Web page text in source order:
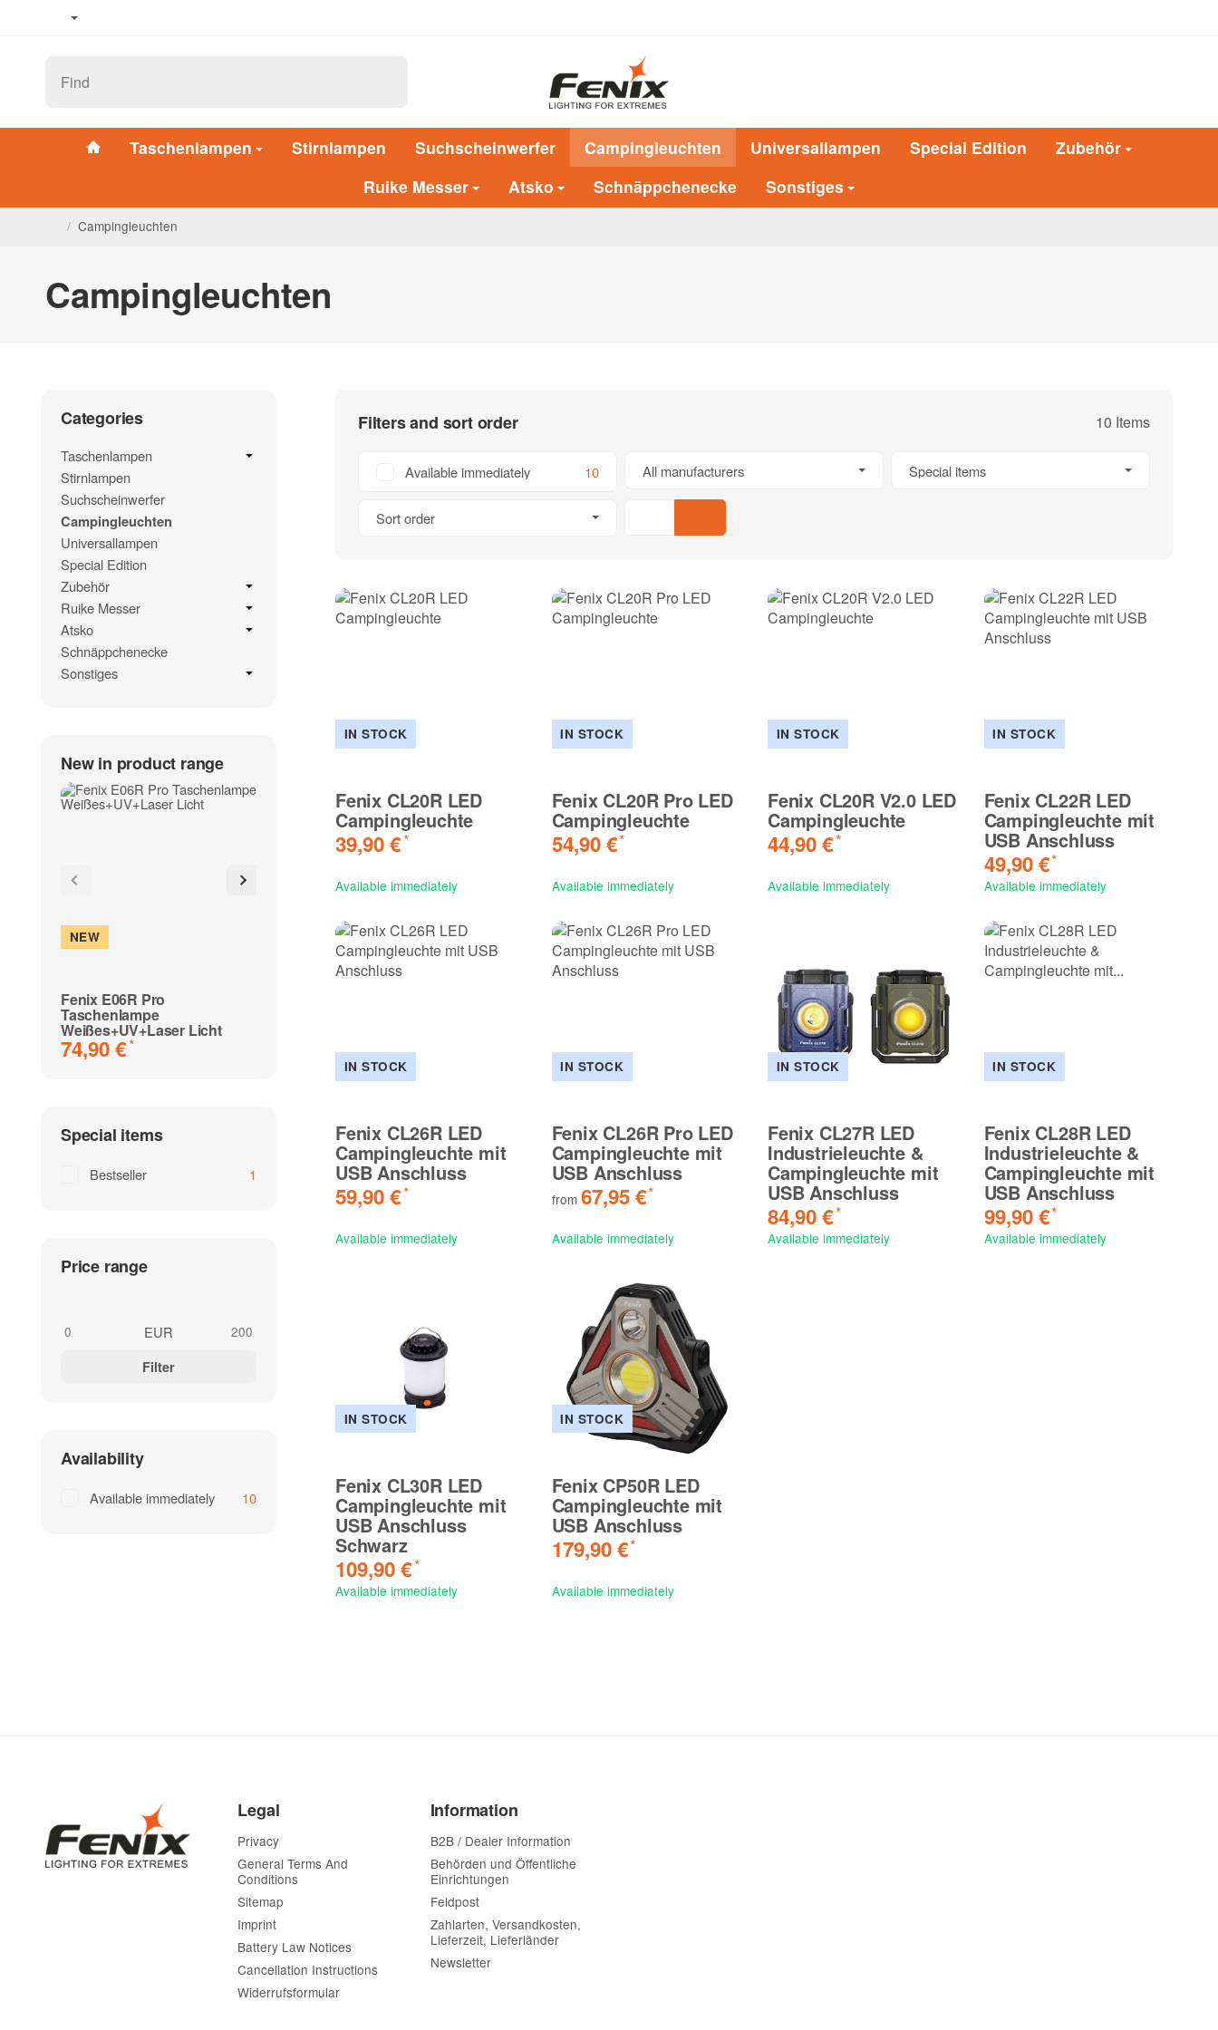
Taschenlampen Stirnlampen Suchscheinwerfer Campingleuchten Universallampen Special Edition
Zubehör
Ruike Messer
Atsko Schnäppchenecke Sonstiges
/ Campingleuchten
Campingleuchten
Filters and sort order 10 Items
Available immediately 10 All manufacturers Special items
Sort order
IN STOCK
Fenix CL20R LED
Campingleuchte
39,90 €*
Available immediately
IN STOCK
Fenix CL20R Pro LED
Campingleuchte
54,90 €*
Available immediately
IN STOCK
Fenix CL20R V2.0 LED
Campingleuchte
44,90 €*
Available immediately
IN STOCK
Fenix CL22R LED
Campingleuchte mit
USB Anschluss
49,90 €*
Available immediately
IN STOCK
Fenix CL26R LED
Campingleuchte mit
USB Anschluss
59,90 €*
Available immediately
IN STOCK
Fenix CL26R Pro LED
Campingleuchte mit
USB Anschluss
from 67,95 €*
Available immediately
IN STOCK
Fenix CL27R LED
Industrieleuchte &
Campingleuchte mit
USB Anschluss
84,90 €*
Available immediately
IN STOCK
Fenix CL28R LED
Industrieleuchte &
Campingleuchte mit
USB Anschluss
99,90 €*
Available immediately
IN STOCK
Fenix CL30R LED
Campingleuchte mit
USB Anschluss
Schwarz
109,90 €*
Available immediately
IN STOCK
Fenix CP50R LED
Campingleuchte mit
USB Anschluss
179,90 €*
Available immediately
Categories
Taschenlampen
Stirnlampen
Suchscheinwerfer
Campingleuchten
Universallampen
Special Edition
Zubehör
Ruike Messer
Atsko
Schnäppchenecke
Sonstiges
New in product range
NEW
Fenix E06R Pro
Taschenlampe
Weißes+UV+Laser Licht
74,90 €*
Fenix HM65R V2.0
Stirnlampe
99,90 €*
NEW
89,90 €
Special items
Bestseller 1
Price range
EUR
Filter
Availability
Available immediately 10
Legal
Privacy
General Terms And
Conditions
Sitemap
Imprint
Battery Law Notices
Cancellation Instructions
Widerrufsformular
Information
B2B / Dealer Information
Behörden und Öffentliche
Einrichtungen
Feldpost
Zahlarten, Versandkosten,
Lieferzeit, Lieferländer
Newsletter